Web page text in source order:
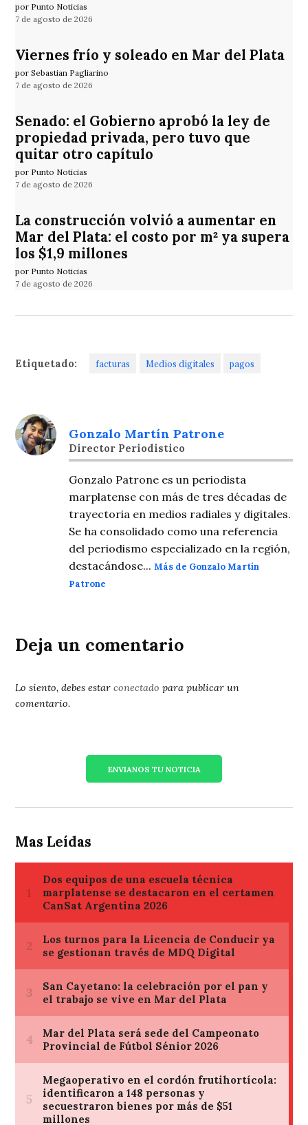
por Punto Noticias
7 de agosto de 2026
Viernes frío y soleado en Mar del Plata
por Sebastian Pagliarino
7 de agosto de 2026
Senado: el Gobierno aprobó la ley de
propiedad privada, pero tuvo que
quitar otro capítulo
por Punto Noticias
7 de agosto de 2026
La construcción volvió a aumentar en
Mar del Plata: el costo por m² ya supera
los $1,9 millones
por Punto Noticias
7 de agosto de 2026
Etiquetado: facturas Medios digitales pagos
Gonzalo Martín Patrone
Director Periodistico
Gonzalo Patrone es un periodista
marplatense con más de tres décadas de
trayectoria en medios radiales y digitales.
Se ha consolidado como una referencia
del periodismo especializado en la región,
destacándose...Más de Gonzalo Martín
Patrone
Deja un comentario
Lo siento, debes estarconectado para publicar un
comentario.
ENVIANOS TU NOTICIA
Mas Leídas